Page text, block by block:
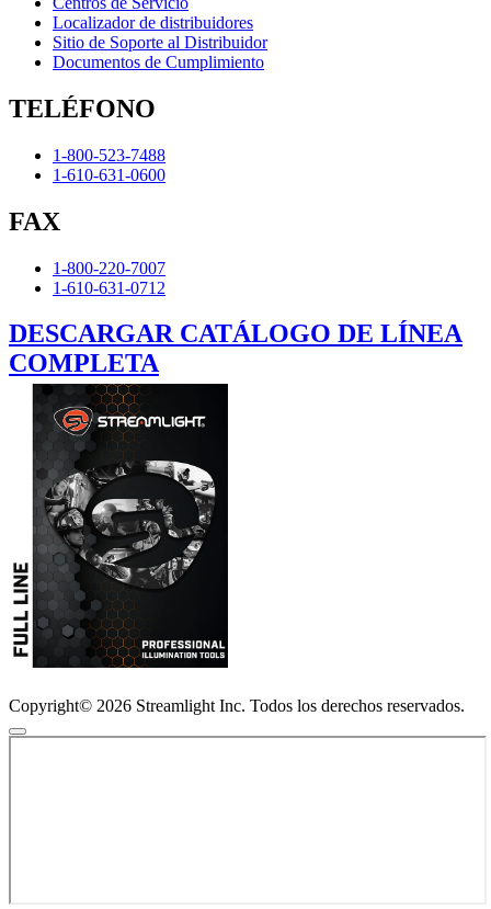
Localizador de distribuidores
Sitio de Soporte al Distribuidor
Documentos de Cumplimiento
TELÉFONO
1-800-523-7488
1-610-631-0600
FAX
1-800-220-7007
1-610-631-0712
DESCARGAR CATÁLOGO DE LÍNEA
COMPLETA
Copyright© 2026 Streamlight Inc. Todos los derechos reservados.